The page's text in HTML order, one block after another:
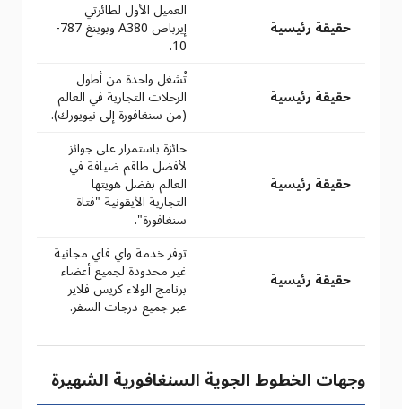
حقيقة رئيسية
العميل الأول لطائرتي
إيرباص A380 وبوينغ 787-
10.
حقيقة رئيسية
تُشغل واحدة من أطول
الرحلات التجارية في العالم
(من سنغافورة إلى نيويورك).
حقيقة رئيسية
حائزة باستمرار على جوائز
لأفضل طاقم ضيافة في
العالم بفضل هويتها
التجارية الأيقونية "فتاة
سنغافورة".
حقيقة رئيسية
توفر خدمة واي فاي مجانية
غير محدودة لجميع أعضاء
برنامج الولاء كريس فلاير
عبر جميع درجات السفر.
وجهات الخطوط الجوية السنغافورية الشهيرة